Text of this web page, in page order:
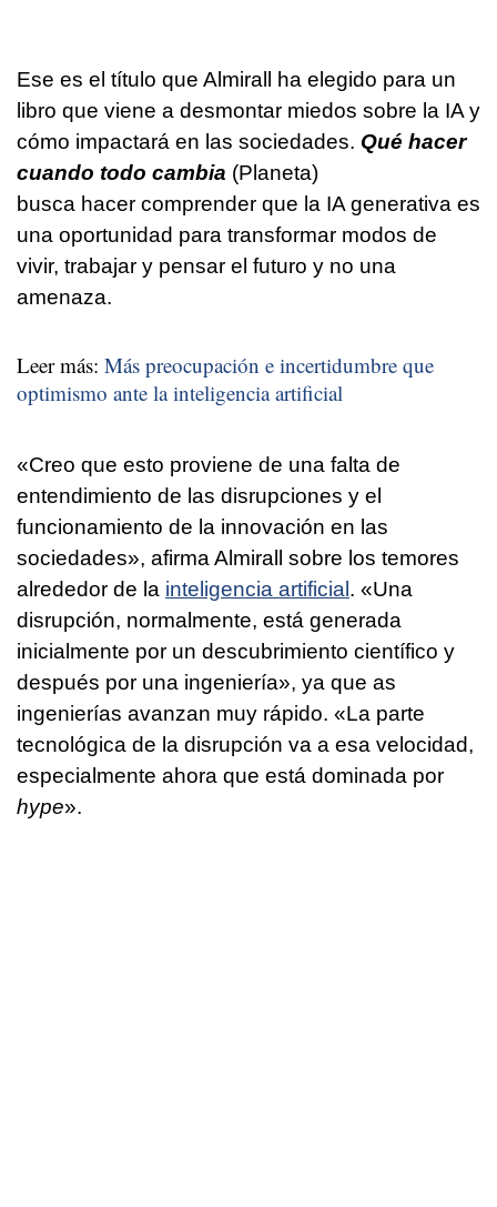
Ese es el título que Almirall ha elegido para un
libro que viene a desmontar miedos sobre la IA y
cómo impactará en las sociedades. Qué hacer
cuando todo cambia (Planeta)
busca hacer comprender que la IA generativa es
una oportunidad para transformar modos de
vivir, trabajar y pensar el futuro y no una
amenaza.
Leer más: Más preocupación e incertidumbre que
optimismo ante la inteligencia artificial
«Creo que esto proviene de una falta de
entendimiento de las disrupciones y el
funcionamiento de la innovación en las
sociedades», afirma Almirall sobre los temores
alrededor de la inteligencia artificial. «Una
disrupción, normalmente, está generada
inicialmente por un descubrimiento científico y
después por una ingeniería», ya que as
ingenierías avanzan muy rápido. «La parte
tecnológica de la disrupción va a esa velocidad,
especialmente ahora que está dominada por
hype».